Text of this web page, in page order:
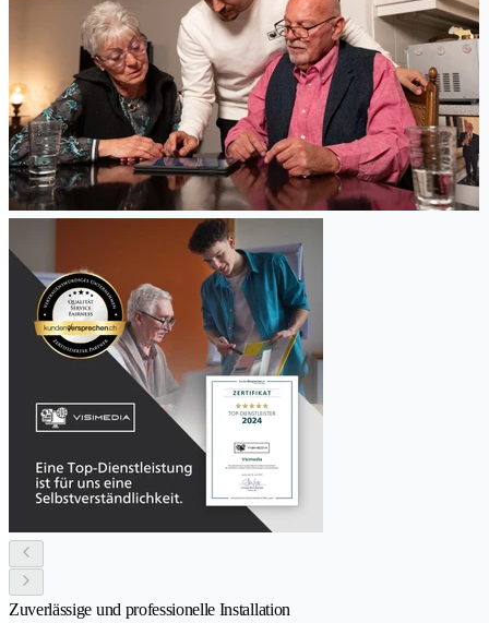
Zuverlässige und professionelle Installation